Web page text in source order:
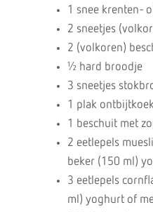
1 snee krenten-
2 sneetjes
2 (volkoren)
½ hard broodje
3 sneetjes
1 plak
1 beschuit met
2 eetlepels
beker (150 ml)
3 eetlepels
ml) yoghurt of